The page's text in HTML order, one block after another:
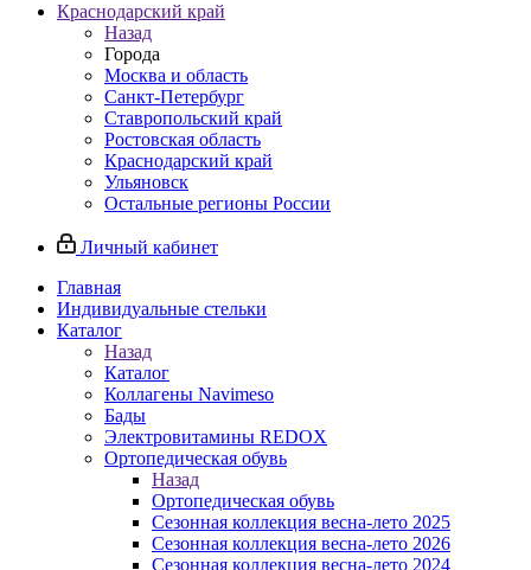
Краснодарский край
Назад
Города
Москва и область
Санкт-Петербург
Ставропольский край
Ростовская область
Краснодарский край
Ульяновск
Остальные регионы России
Личный кабинет
Главная
Индивидуальные стельки
Каталог
Назад
Каталог
Коллагены Navimeso
Бады
Электровитамины REDOX
Ортопедическая обувь
Назад
Ортопедическая обувь
Сезонная коллекция весна-лето 2025
Сезонная коллекция весна-лето 2026
Сезонная коллекция весна-лето 2024